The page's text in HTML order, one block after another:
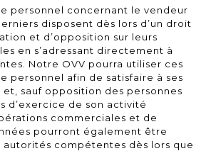
personnel concernant le vendeur
disposent dès lors d’un droit
et d’opposition sur leurs
en s’adressant directement à
Notre OVV pourra utiliser ces
personnel afin de satisfaire à ses
sauf opposition des personnes
d’exercice de son activité
commerciales et de
pourront également être
autorités compétentes dès lors que